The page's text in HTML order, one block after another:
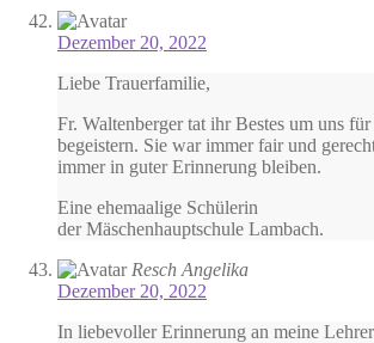
Dezember 20, 2022
Liebe Trauerfamilie,
Fr. Waltenberger tat ihr Bestes um uns
begeistern. Sie war immer fair und
immer in guter Erinnerung bleiben.
Eine ehemaalige Schülerin
der Mäschenhauptschule Lambach.
Resch Angelika
Dezember 20, 2022
In liebevoller Erinnerung an meine